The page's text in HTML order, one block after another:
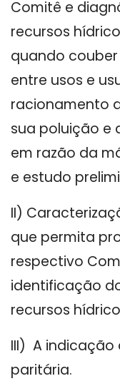
Comitê e
recursos
quando
entre usos e
racionamento
sua poluição e
em razão da
e estudo
II)
que permita
respectivo
identificação
recursos
III) A
paritária.